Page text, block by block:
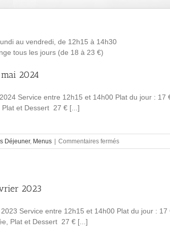
au vendredi, de 12h15 à 14h30
tous les jours (de 18 à 23 €)
2024
Service entre 12h15 et 14h00 Plat du jour :
et Dessert 27 € [...]
Déjeuner, Menus Commentaires ferméssur
Déjeuner
2023
Service entre 12h15 et 14h00 Plat du jour :
Plat et Dessert 27 € [...]